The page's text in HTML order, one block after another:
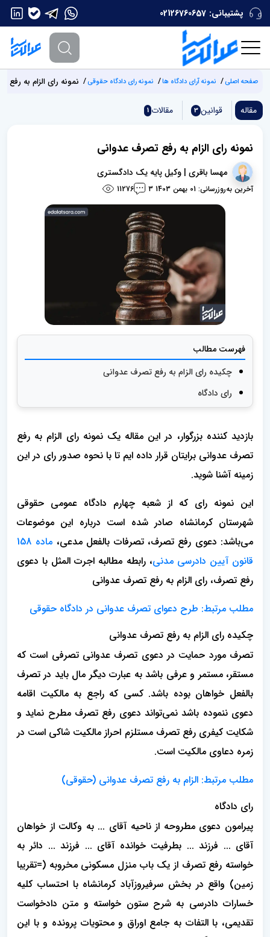
پشتیبانی: 02126760657
صفحه اصلی نمونه آرای دادگاه ها نمونه رای دادگاه حقوقی نمونه رای الزام به رفع
مقاله قوانین 3 مقالات 1
نمونه رای الزام به رفع تصرف عدوانی
مهسا باقری | وکیل پایه یک دادگستری
آخرین به‌روزرسانی: 01 بهمن 1403 3
11276
فهرست مطالب
چکیده رای الزام به رفع تصرف عدوانی
رای دادگاه
بازدید کننده بزرگوار، در این مقاله یک نمونه رای الزام به رفع
تصرف عدوانی برایتان قرار داده ایم تا با نحوه صدور رای در این
زمینه آشنا شوید.
این نمونه رای که از شعبه چهارم دادگاه عمومی حقوقی
شهرستان کرمانشاه صادر شده است درباره این موضوعات
می‌باشد: دعوی رفع تصرف، تصرفات بالفعل مدعی،
ماده 158
قانون آیین دادرسی مدنی، رابطه مطالبه اجرت المثل با دعوی
رفع تصرف، رای الزام به رفع تصرف عدوانی
مطلب مرتبط: طرح دعوای تصرف عدوانی در دادگاه حقوقی
چکیده رای الزام به رفع تصرف عدوانی
تصرف مورد حمایت در دعوی تصرف عدوانی تصرفی است که
مستقر، مستمر و عرفی باشد به عبارت دیگر مال باید در تصرف
بالفعل خواهان بوده باشد. کسی که راجع به مالکیت اقامه
دعوی ننموده باشد نمی‌تواند دعوی رفع تصرف مطرح نماید و
شکایت کیفری رفع تصرف مستلزم احراز مالکیت شاکی است در
زمره دعاوی مالکیت است.
مطلب مرتبط: الزام به رفع تصرف عدوانی (حقوقی)
رای دادگاه
پیرامون دعوی مطروحه از ناحیه آقای ... به وکالت از خواهان
آقای ... فرزند ... بطرفیت خوانده آقای ... فرزند ... دائر به
خواسته رفع تصرف از یک باب منزل مسکونی مخروبه (=تقریبا
زمین) واقع در بخش سرفیروزآباد کرمانشاه با احتساب کلیه
خسارات دادرسی به شرح ستون خواسته و متن دادخواست
تقدیمی، با التفات به جامع اوراق و محتویات پرونده و با این